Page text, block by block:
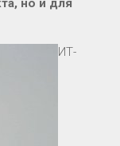
но и для
ИТ-